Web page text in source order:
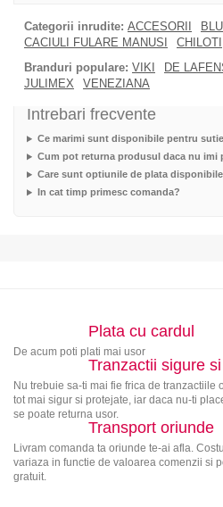
Categorii inrudite: ACCESORII
CACIULI FULARE MANUSI
CHILOTI
Branduri populare: VIKI DE
JULIMEX
VENEZIANA
Intrebari frecvente
Ce marimi sunt disponibile pentru
Cum pot returna produsul daca nu imi
Care sunt optiunile de plata
In cat timp primesc comanda?
Plata cu cardul
De acum poti plati mai usor
Tranzactii sigure
Nu trebuie sa-ti mai fie frica de tranzactiile
tot mai sigur si protejate, iar daca nu-ti
se poate returna usor.
Transport oriunde
Livram comanda ta oriunde te-ai afla.
variaza in functie de valoarea comenzii si
gratuit.